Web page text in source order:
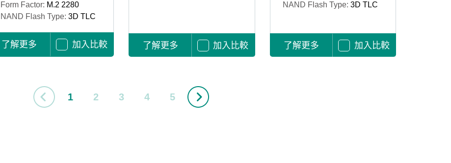
Form Factor: M.2 2280
NAND Flash Type: 3D TLC
了解更多 加入比較 了解更多 加入比較
NAND Flash Type: 3D TLC
了解更多 加入比較
1 2 3 4 5